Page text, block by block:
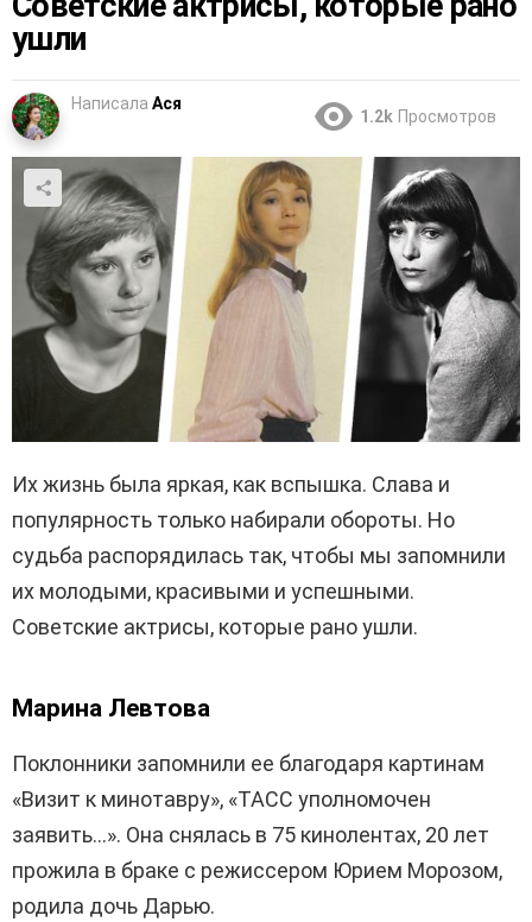
ушли
Написала Ася
1.2k Просмотров
Их жизнь была яркая, как вспышка. Слава и
популярность только набирали обороты. Но
судьба распорядилась так, чтобы мы запомнили
их молодыми, красивыми и успешными.
Советские актрисы, которые рано ушли.
Марина Левтова
Поклонники запомнили ее благодаря картинам
«Визит к минотавру», «ТАСС уполномочен
заявить…». Она снялась в 75 кинолентах, 20 лет
прожила в браке с режиссером Юрием Морозом,
родила дочь Дарью.